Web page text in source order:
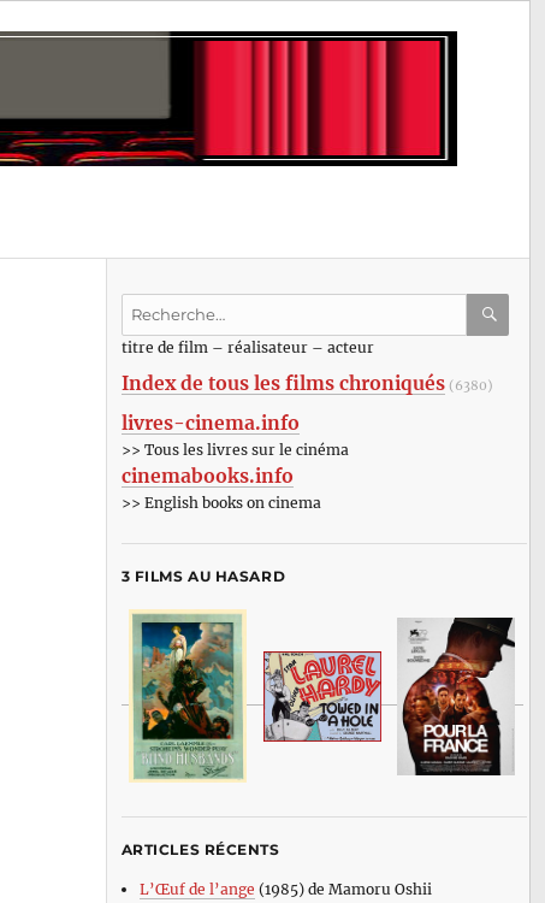
Recherche
:titre de film – réalisateur – acteur
Index de tous les films chroniqués (6380)
livres-cinema.info
>> Tous les livres sur le cinéma
cinemabooks.info
>> English books on cinema
3 FILMS AU HASARD
ARTICLES RÉCENTS
L’Œuf de l’ange (1985) de Mamoru Oshii